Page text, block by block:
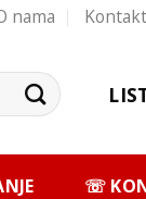
nama Kontakt
☏